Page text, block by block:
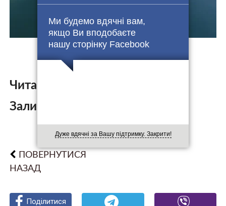
Ми будемо вдячні вам,
якщо Ви вподобаєте
нашу сторінку Facebook
Дуже вдячні за Вашу підтримку. Закрити!
Читайте також:
Залишити коментар:
ПОВЕРНУТИСЯ
НАЗАД
Поділитися